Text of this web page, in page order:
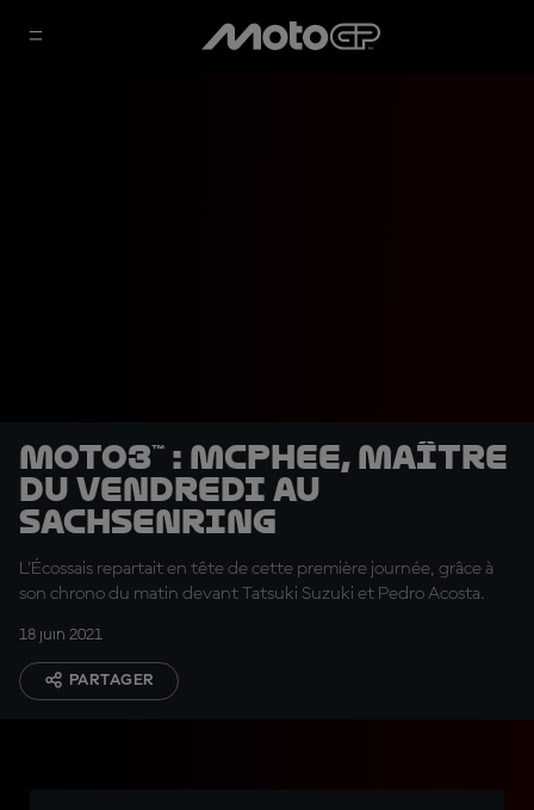
Moto3™ : McPhee, maître
du vendredi au
Sachsenring
L'Écossais repartait en tête de cette première journée, grâce à
son chrono du matin devant Tatsuki Suzuki et Pedro Acosta.
18 juin 2021
PARTAGER